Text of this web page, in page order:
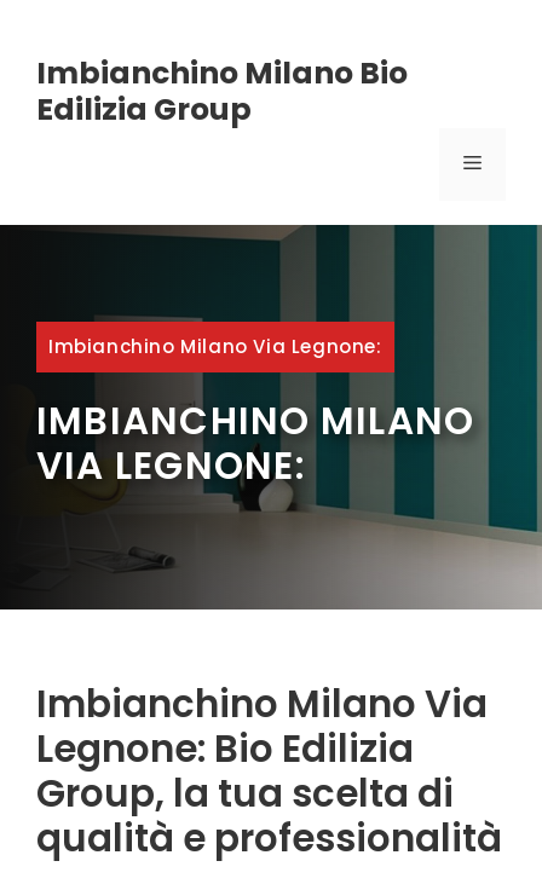
contenuto
Imbianchino Milano Bio
Edilizia Group
MENU
Imbianchino Milano Via Legnone:
IMBIANCHINO MILANO
VIA LEGNONE:
Imbianchino Milano Via
Legnone: Bio Edilizia
Group, la tua scelta di
qualità e professionalità